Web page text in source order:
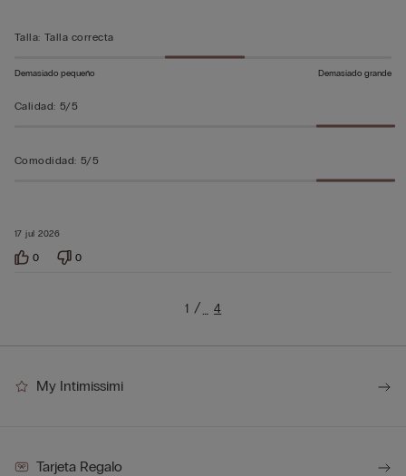
5
17 jul 2026
Talla: Talla correcta
Demasiado pequeño Demasiado grande
Calidad: 5/5
Comodidad: 5/5
0 0
1 … 4
My Intimissimi
Tarjeta Regalo